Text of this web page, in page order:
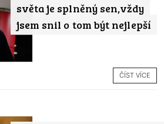
světa je splněný sen,vždy
jsem snil o tom být nejlepší
ČÍST VÍCE